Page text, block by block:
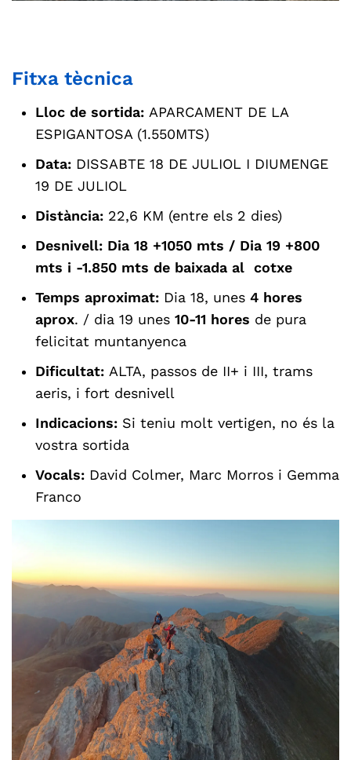
Fitxa tècnica
Lloc de sortida: APARCAMENT DE LA
ESPIGANTOSA (1.550MTS)
Data: DISSABTE 18 DE JULIOL I DIUMENGE
19 DE JULIOL
Distància: 22,6 KM (entre els 2 dies)
Desnivell: Dia 18 +1050 mts / Dia 19 +800
mts i -1.850 mts de baixada al cotxe
Temps aproximat: Dia 18, unes 4 hores
aprox. / dia 19 unes 10-11 hores de pura
felicitat muntanyenca
Dificultat: ALTA, passos de II+ i III, trams
aeris, i fort desnivell
Indicacions: Si teniu molt vertigen, no és la
vostra sortida
Vocals: David Colmer, Marc Morros i Gemma
Franco